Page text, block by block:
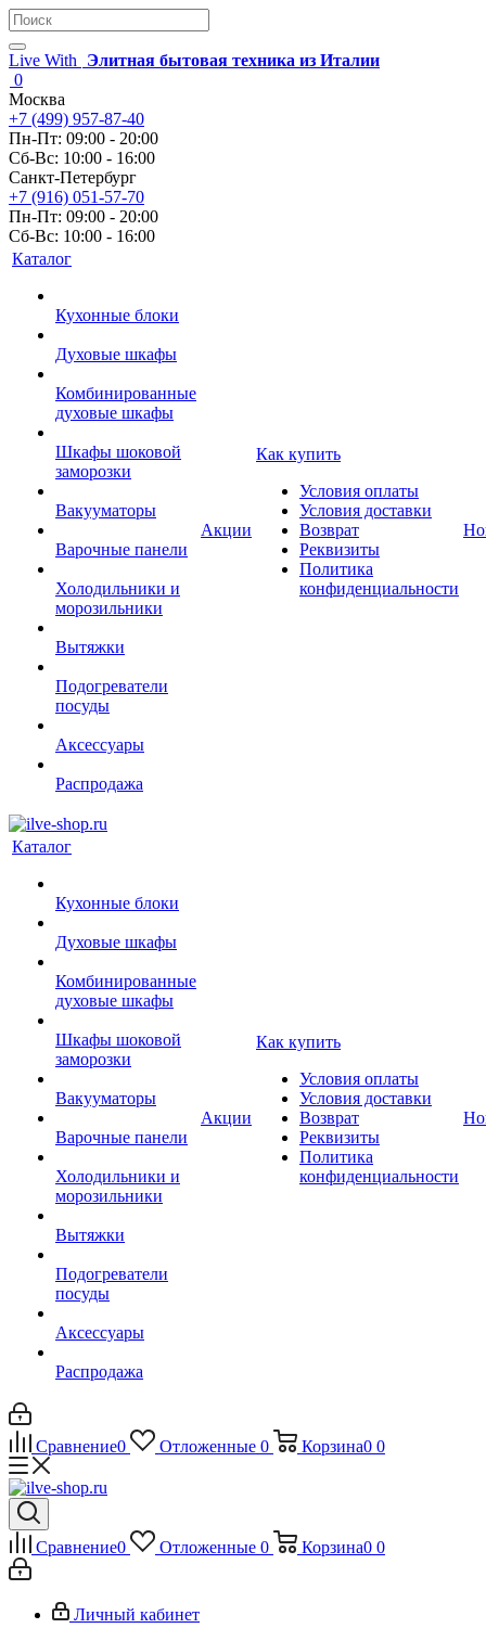
Live With
Элитная бытовая техника из Италии
0
Москва
+7 (499) 957-87-40
Пн-Пт: 09:00 - 20:00
Сб-Вс: 10:00 - 16:00
Санкт-Петербург
+7 (916) 051-57-70
Пн-Пт: 09:00 - 20:00
Сб-Вс: 10:00 - 16:00
Каталог
Кухонные блоки
Духовые шкафы
Комбинированные
духовые шкафы
Шкафы шоковой
заморозки
Вакууматоры
Варочные панели
Холодильники и
морозильники
Вытяжки
Подогреватели
посуды
Аксессуары
Распродажа
Акции
Как купить
Условия оплаты
Условия доставки
Возврат
Реквизиты
Политика
конфиденциальности
Каталог
Кухонные блоки
Духовые шкафы
Комбинированные
духовые шкафы
Шкафы шоковой
заморозки
Вакууматоры
Варочные панели
Холодильники и
морозильники
Вытяжки
Подогреватели
посуды
Аксессуары
Распродажа
Акции
Как купить
Условия оплаты
Условия доставки
Возврат
Реквизиты
Политика
конфиденциальности
Сравнение0 Отложенные 0 Корзина0 0
Сравнение0 Отложенные 0 Корзина0 0
Личный кабинет